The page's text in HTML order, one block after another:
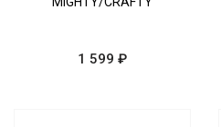
1 599 ₽